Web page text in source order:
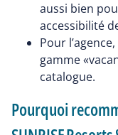
aussi bien
accessibilité
Pour
gamme
catalogue.
Pourquoi